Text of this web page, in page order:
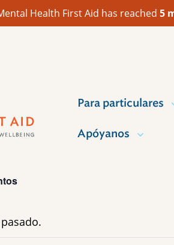
Health First Aid has reached 5
Para particulares
Apóyanos